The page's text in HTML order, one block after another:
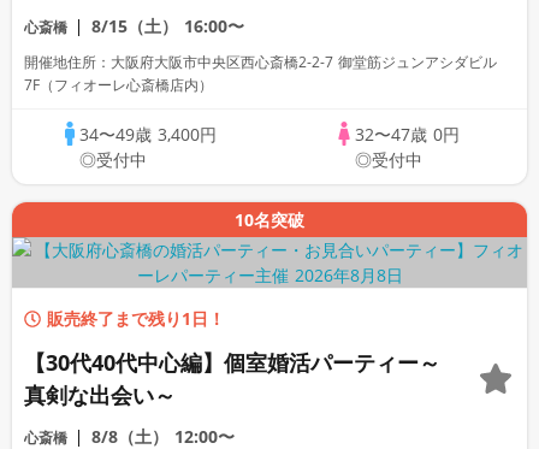
心斎橋 8/15（土） 16:00〜
開催地住所：大阪府大阪市中央区西心斎橋2-2-7 御堂筋ジュンアシダビル
7F（フィオーレ心斎橋店内）
34〜49歳 3,400円
◎受付中
32〜47歳 0円
◎受付中
10名突破
販売終了まで残り1日！
【30代40代中心編】個室婚活パーティー～
真剣な出会い～
心斎橋 8/8（土） 12:00〜